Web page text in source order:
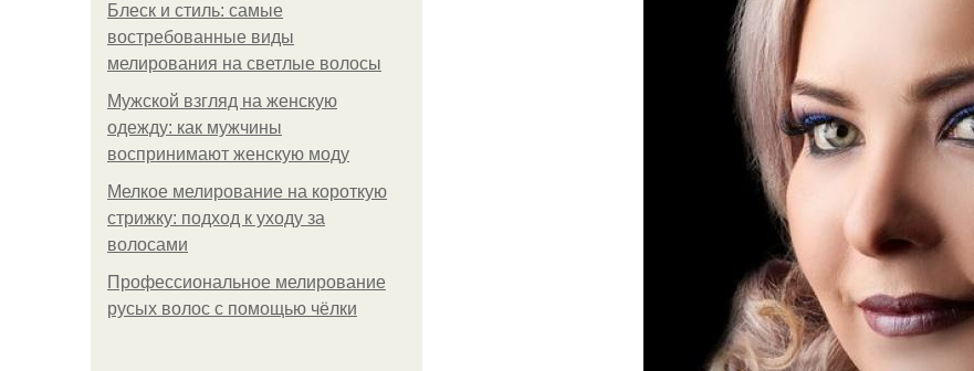
Блеск и стиль: самые
востребованные виды
мелирования на светлые волосы
Мужской взгляд на женскую
одежду: как мужчины
воспринимают женскую моду
Мелкое мелирование на короткую
стрижку: подход к уходу за
волосами
Профессиональное мелирование
русых волос с помощью чёлки